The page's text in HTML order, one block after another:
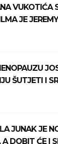
VUKOTIĆA
JE
ŠUTJETI I
JUNAK JE
A DOBIT ĆE I